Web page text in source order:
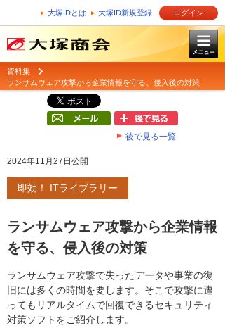
大塚IDとは 大塚ID新規登録 ログイン
資料集
ランサムウェア攻撃から企業情報を守る、侵入後の対策
後で見る一覧
2024年11月27日公開
即効！ ITライブラリー
ランサムウェア攻撃から企業情報
を守る、侵入後の対策
ランサムウェア攻撃で失ったデータや事業の復
旧には多くの時間を要します。そこで攻撃に遭
ってもリアルタイムで回復できるセキュリティ
対策ソフトをご紹介します。